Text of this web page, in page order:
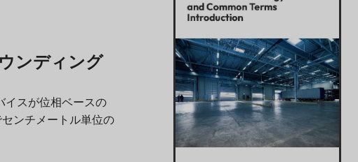
ンディング
イスが位相ベースの
ンチメートル単位の